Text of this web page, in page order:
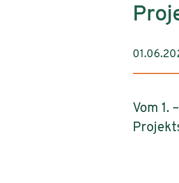
Vom 1.